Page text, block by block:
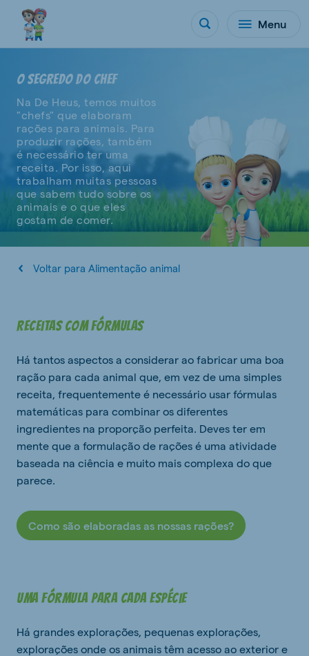
Menu
O SEGREDO DO CHEF
Na De Heus, temos muitos
"chefs" que elaboram
rações para animais. Para
produzir rações, também
é necessário ter uma
receita. Por isso, aqui
trabalham muitas pessoas
que sabem tudo sobre os
animais e o que eles
gostam de comer.
Voltar para Alimentação animal
Receitas com fórmulas
Há tantos aspectos a considerar ao fabricar uma boa
ração para cada animal que, em vez de uma simples
receita, frequentemente é necessário usar fórmulas
matemáticas para combinar os diferentes
ingredientes na proporção perfeita. Deves ter em
mente que a formulação de rações é uma atividade
baseada na ciência e muito mais complexa do que
parece.
Como são elaboradas as nossas rações?
Uma fórmula para cada espécie
Há grandes explorações, pequenas explorações,
explorações onde os animais têm acesso ao exterior e